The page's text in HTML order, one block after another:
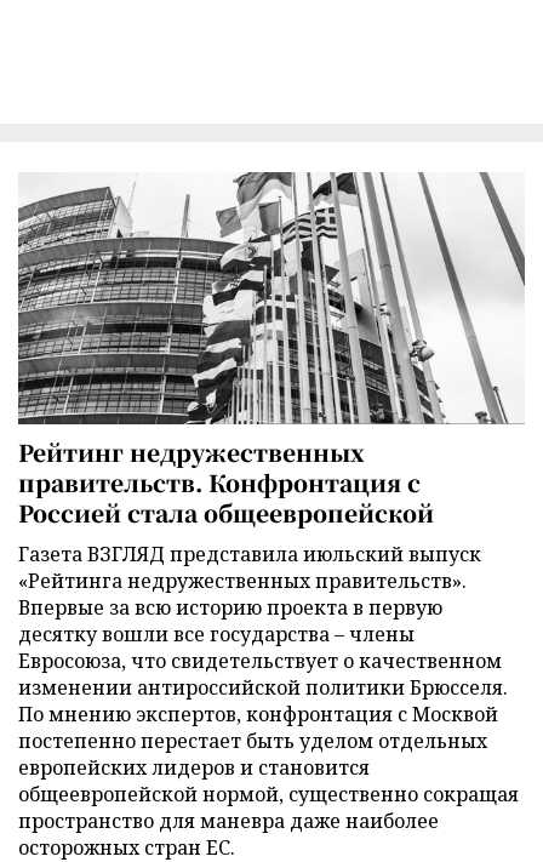
Рейтинг недружественных
правительств. Конфронтация с
Россией стала общеевропейской
Газета ВЗГЛЯД представила июльский выпуск
«Рейтинга недружественных правительств».
Впервые за всю историю проекта в первую
десятку вошли все государства – члены
Евросоюза, что свидетельствует о качественном
изменении антироссийской политики Брюсселя.
По мнению экспертов, конфронтация с Москвой
постепенно перестает быть уделом отдельных
европейских лидеров и становится
общеевропейской нормой, существенно сокращая
пространство для маневра даже наиболее
осторожных стран ЕС.